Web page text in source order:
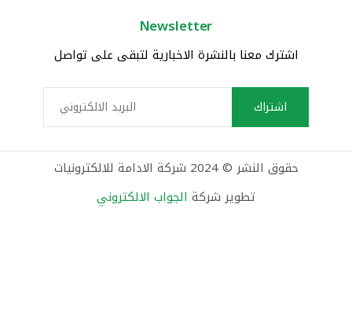
Newsletter
اشترك معنا بالنشرة الاخبارية لتبقى على تواصل
حقوق النشر © 2024 شركة الادامة للالكترونيات
تطوير شركة الجواب الالكتروني